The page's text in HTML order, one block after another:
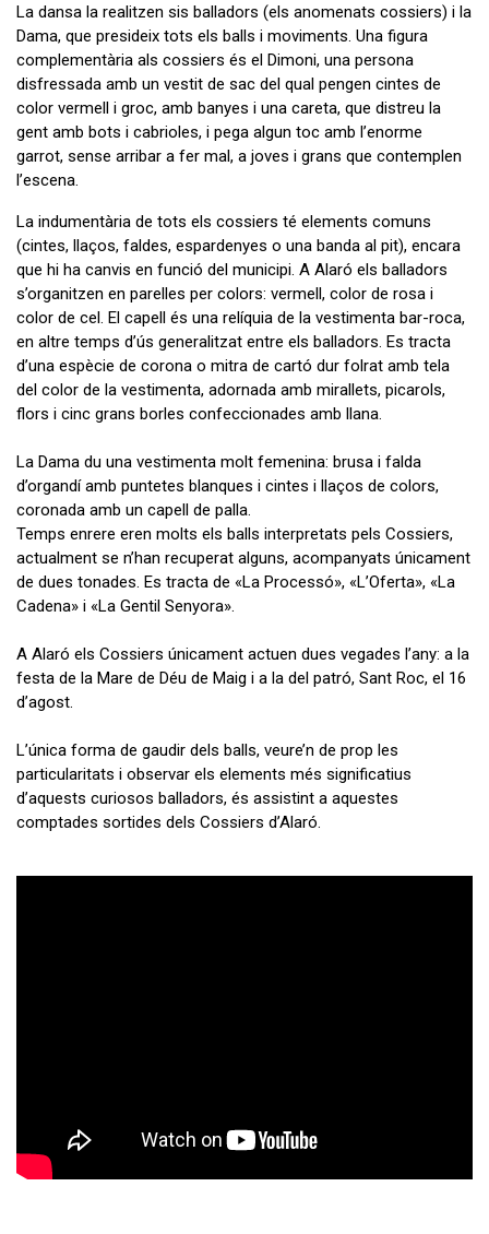
La dansa la realitzen sis balladors (els anomenats cossiers) i la
Dama, que presideix tots els balls i moviments. Una figura
complementària als cossiers és el Dimoni, una persona
disfressada amb un vestit de sac del qual pengen cintes de
color vermell i groc, amb banyes i una careta, que distreu la
gent amb bots i cabrioles, i pega algun toc amb l’enorme
garrot, sense arribar a fer mal, a joves i grans que contemplen
l’escena.
La indumentària de tots els cossiers té elements comuns
(cintes, llaços, faldes, espardenyes o una banda al pit), encara
que hi ha canvis en funció del municipi. A Alaró els balladors
s’organitzen en parelles per colors: vermell, color de rosa i
color de cel. El capell és una relíquia de la vestimenta bar-roca,
en altre temps d’ús generalitzat entre els balladors. Es tracta
d’una espècie de corona o mitra de cartó dur folrat amb tela
del color de la vestimenta, adornada amb mirallets, picarols,
flors i cinc grans borles confeccionades amb llana.
La Dama du una vestimenta molt femenina: brusa i falda
d’organdí amb puntetes blanques i cintes i llaços de colors,
coronada amb un capell de palla.
Temps enrere eren molts els balls interpretats pels Cossiers,
actualment se n’han recuperat alguns, acompanyats únicament
de dues tonades. Es tracta de «La Processó», «L’Oferta», «La
Cadena» i «La Gentil Senyora».
A Alaró els Cossiers únicament actuen dues vegades l’any: a la
festa de la Mare de Déu de Maig i a la del patró, Sant Roc, el 16
d’agost.
L’única forma de gaudir dels balls, veure’n de prop les
particularitats i observar els elements més significatius
d’aquests curiosos balladors, és assistint a aquestes
comptades sortides dels Cossiers d’Alaró.